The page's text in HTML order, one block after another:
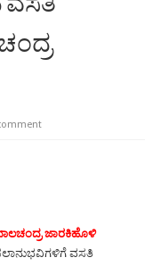
ವಸತಿ
ಜಾರಕಿಹೊಳಿ
ವಸತಿ